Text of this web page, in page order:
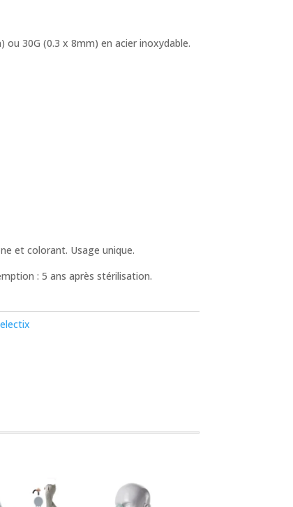
ou 30G (0.3 x 8mm) en acier inoxydable.
et colorant. Usage unique.
: 5 ans après stérilisation.